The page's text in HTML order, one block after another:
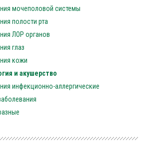
мочеполовой системы
полости рта
ЛОР органов
глаз
кожи
и акушерство
инфекционно-аллергические